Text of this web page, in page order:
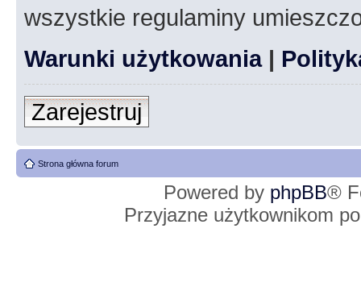
wszystkie regulaminy
Warunki użytkowania|
Zarejestruj
Strona główna forum
Powered by phpBB®
Przyjazne użytkownikom